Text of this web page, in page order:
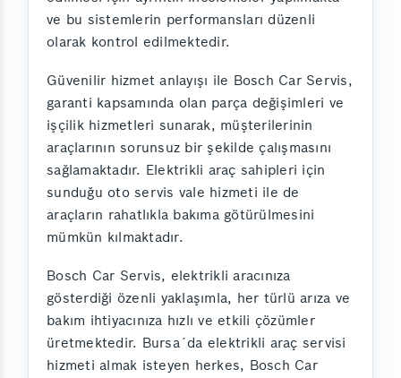
ve bu sistemlerin performansları düzenli
olarak kontrol edilmektedir.
Güvenilir hizmet anlayışı ile Bosch Car Servis,
garanti kapsamında olan parça değişimleri ve
işçilik hizmetleri sunarak, müşterilerinin
araçlarının sorunsuz bir şekilde çalışmasını
sağlamaktadır. Elektrikli araç sahipleri için
sunduğu oto servis vale hizmeti ile de
araçların rahatlıkla bakıma götürülmesini
mümkün kılmaktadır.
Bosch Car Servis, elektrikli aracınıza
gösterdiği özenli yaklaşımla, her türlü arıza ve
bakım ihtiyacınıza hızlı ve etkili çözümler
üretmektedir. Bursa´da elektrikli araç servisi
hizmeti almak isteyen herkes, Bosch Car